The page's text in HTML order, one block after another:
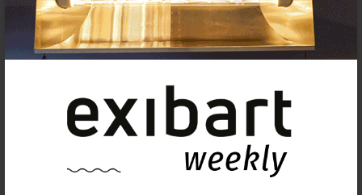
Artium Museoa (Vitoria-Gasteiz)
acoge una muestra de cine